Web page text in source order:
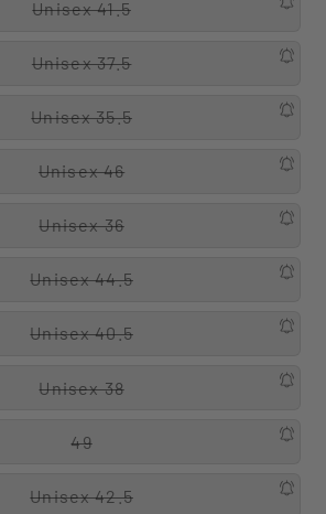
Unisex 41.5
Unisex 37.5
Unisex 35.5
Unisex 46
Unisex 36
Unisex 44.5
Unisex 40.5
Unisex 38
49
Unisex 42.5